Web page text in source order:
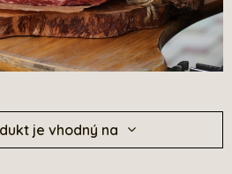
je vhodný na